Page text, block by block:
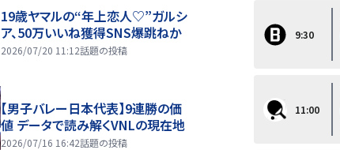
19歳ヤマルの“年上恋人♡”ガルシ
ア、50万いいね獲得SNS爆跳ねか
2026/07/20 11:12話題の投稿
【男子バレー日本代表】9連勝の価
値 データで読み解くVNLの現在地
2026/07/16 16:42話題の投稿
9:30
11:00